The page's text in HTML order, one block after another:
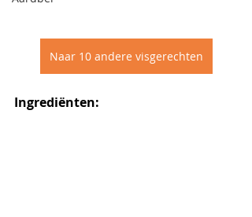
Naar 10 andere visgerechten
Ingrediënten: